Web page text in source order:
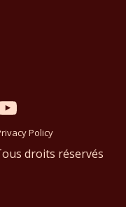
Policy
droits réservés